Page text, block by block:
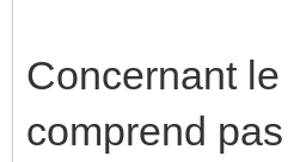
Concernant
comprend